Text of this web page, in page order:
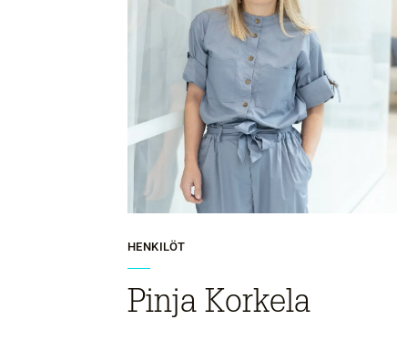
HENKILÖT
Pinja Korkela